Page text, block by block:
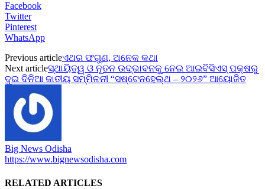
Facebook
Twitter
Pinterest
WhatsApp
Previous articleଏଥର ଫଗୁଣ, ଅନେକ କଥା
Next articleସ୍ଥାୟିତ୍ୱ ଓ ନୂତନ ଉଦ୍‌ଭାବନକୁ ନେଇ ଆଇବିସିଏସ୍ ପକ୍ଷରୁ
ଦୁଇ ଦିନିଆ ଜାତୀୟ ସମ୍ମିଳନୀ “ସଷ୍ଟେନହେଲ୍‌ଥ – ୨୦୨୬” ଆୟୋଜିତ
Big News Odisha
https://www.bignewsodisha.com
RELATED ARTICLES